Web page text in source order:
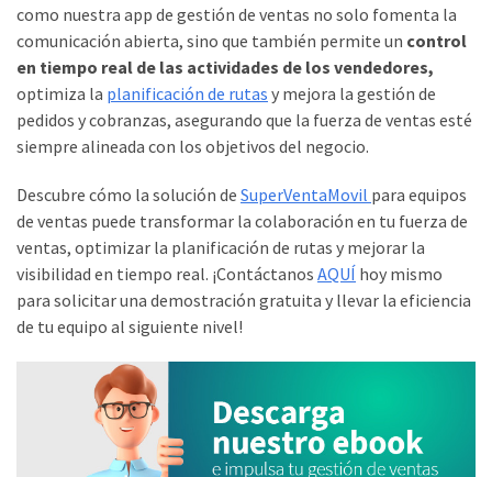
como nuestra app de gestión de ventas no solo fomenta la
comunicación abierta, sino que también permite un control
en tiempo real de las actividades de los vendedores,
optimiza la planificación de rutas y mejora la gestión de
pedidos y cobranzas, asegurando que la fuerza de ventas esté
siempre alineada con los objetivos del negocio.
Descubre cómo la solución de SuperVentaMovil para equipos
de ventas puede transformar la colaboración en tu fuerza de
ventas, optimizar la planificación de rutas y mejorar la
visibilidad en tiempo real. ¡Contáctanos AQUÍ hoy mismo
para solicitar una demostración gratuita y llevar la eficiencia
de tu equipo al siguiente nivel!